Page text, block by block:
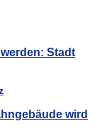
Stadt
wird